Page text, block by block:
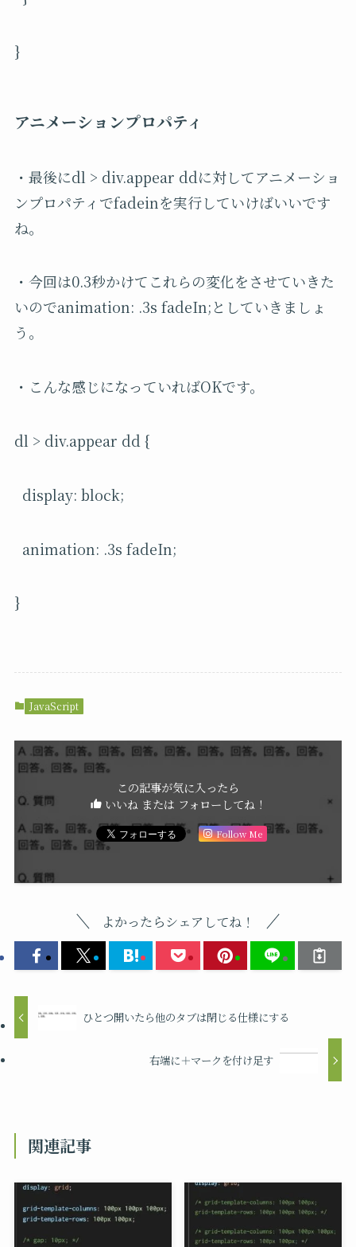
}
アニメーションプロパティ
・最後にdl > div.appear ddに対してアニメーショ
ンプロパティでfadeinを実行していけばいいです
ね。
・今回は0.3秒かけてこれらの変化をさせていきた
いのでanimation: .3s fadeIn;としていきましょ
う。
・こんな感じになっていればOKです。
dl > div.appear dd {
display: block;
animation: .3s fadeIn;
}
JavaScript
この記事が気に入ったら
いいね または フォローしてね！
Follow Me
よかったらシェアしてね！
ひとつ開いたら他のタブは閉じる仕様にする
右端に＋マークを付け足す
関連記事